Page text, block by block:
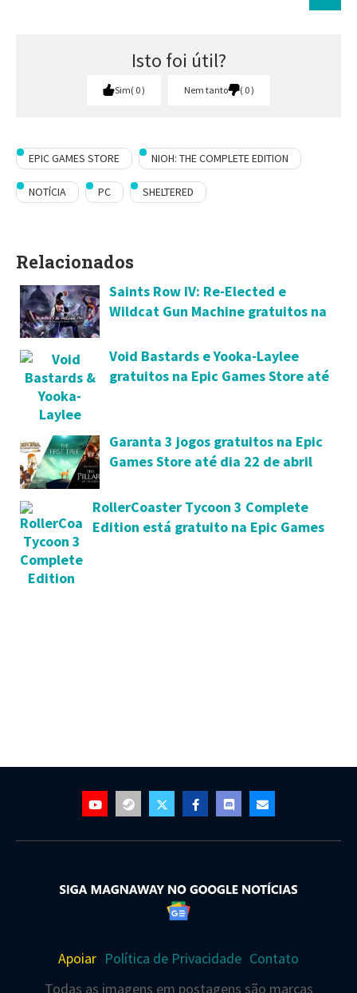
Isto foi útil?
Sim 0 Nem tanto 0
EPIC GAMES STORE NIOH: THE COMPLETE EDITION
NOTÍCIA PC SHELTERED
Relacionados
Saints Row IV: Re-Elected e
Wildcat Gun Machine gratuitos na
Void Bastards e Yooka-Laylee
gratuitos na Epic Games Store até
Garanta 3 jogos gratuitos na Epic
Games Store até dia 22 de abril
RollerCoaster Tycoon 3 Complete
Edition está gratuito na Epic Games
Apoiar Política de Privacidade Contato
Todas as imagens em postagens são marcas